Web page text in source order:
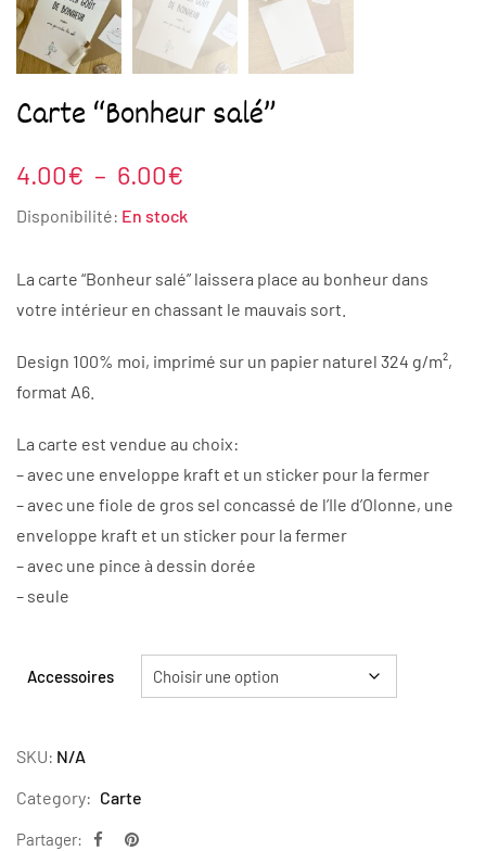
Carte “Bonheur salé”
4.00€ – 6.00€
à
6.00€
Disponibilité: En stock
La carte “Bonheur salé” laissera place au bonheur dans
votre intérieur en chassant le mauvais sort.
Design 100% moi, imprimé sur un papier naturel 324 g/m²,
format A6.
La carte est vendue au choix:
– avec une enveloppe kraft et un sticker pour la fermer
– avec une fiole de gros sel concassé de l’Ile d’Olonne, une
enveloppe kraft et un sticker pour la fermer
– avec une pince à dessin dorée
– seule
Accessoires
SKU: N/A
Category: Carte
Partager: